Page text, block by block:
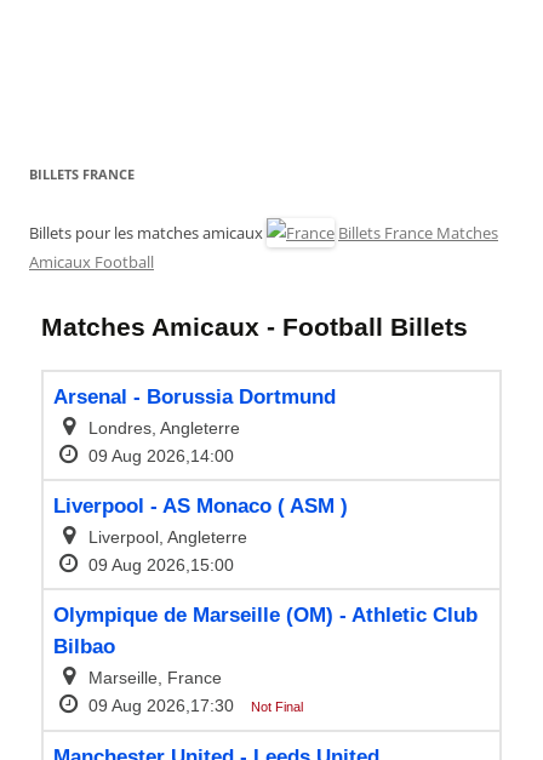
BILLETS FRANCE
Billets pour les matches amicaux
Billets France Matches
Amicaux Football